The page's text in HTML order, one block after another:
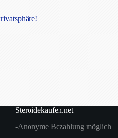
Steroidekaufen.net
-Anonyme Bezahlung möglich